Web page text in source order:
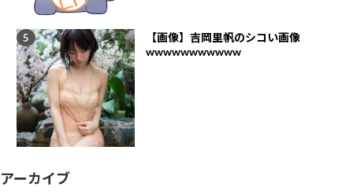
【画像】吉岡里帆のシコい画像
wwwwwwwwwww
アーカイブ